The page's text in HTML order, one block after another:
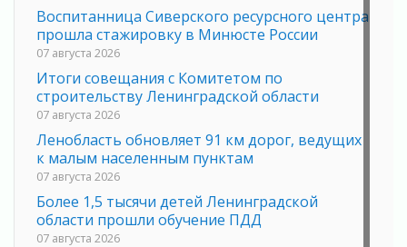
Воспитанница Сиверского ресурсного центра
прошла стажировку в Минюсте России
07 августа 2026
Итоги совещания с Комитетом по
строительству Ленинградской области
07 августа 2026
Ленобласть обновляет 91 км дорог, ведущих
к малым населенным пунктам
07 августа 2026
Более 1,5 тысячи детей Ленинградской
области прошли обучение ПДД
07 августа 2026